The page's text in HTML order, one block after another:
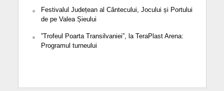
Festivalul Județean al Cântecului, Jocului și Portului
de pe Valea Șieului
”Trofeul Poarta Transilvaniei”, la TeraPlast Arena:
Programul turneului